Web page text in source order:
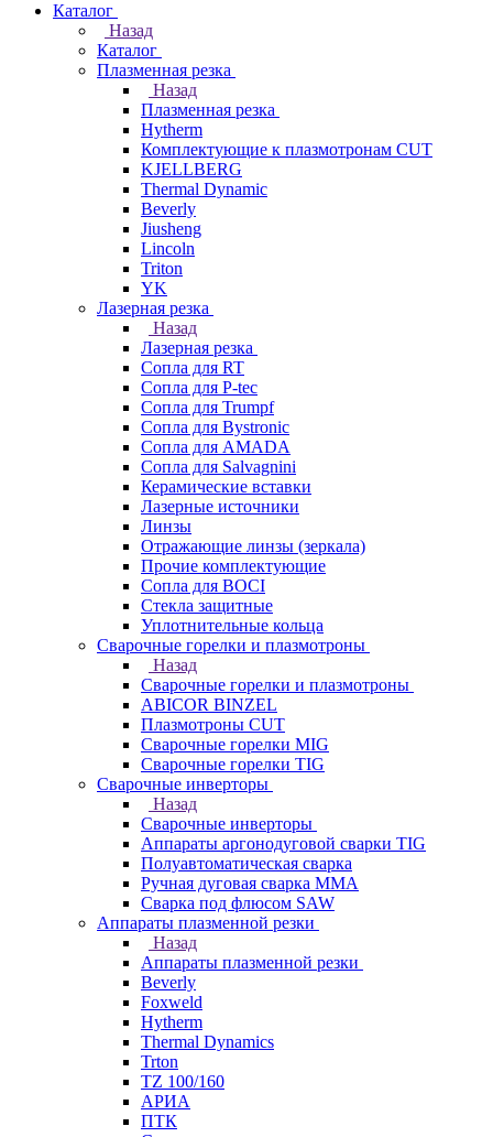
Каталог
Назад
Каталог
Плазменная резка
Назад
Плазменная резка
Hytherm
Комплектующие к плазмотронам CUT
KJELLBERG
Thermal Dynamic
Beverly
Jiusheng
Lincoln
Triton
YK
Лазерная резка
Назад
Лазерная резка
Сопла для RT
Сопла для P-tec
Сопла для Trumpf
Сопла для Bystronic
Сопла для AMADA
Сопла для Salvagnini
Керамические вставки
Лазерные источники
Линзы
Отражающие линзы (зеркала)
Прочие комплектующие
Сопла для BOCI
Стекла защитные
Уплотнительные кольца
Сварочные горелки и плазмотроны
Назад
Сварочные горелки и плазмотроны
ABICOR BINZEL
Плазмотроны CUT
Сварочные горелки MIG
Сварочные горелки TIG
Сварочные инверторы
Назад
Сварочные инверторы
Аппараты аргонодуговой сварки TIG
Полуавтоматическая сварка
Ручная дуговая сварка MMA
Сварка под флюсом SAW
Аппараты плазменной резки
Назад
Аппараты плазменной резки
Beverly
Foxweld
Hytherm
Thermal Dynamics
Trton
TZ 100/160
АРИА
ПТК